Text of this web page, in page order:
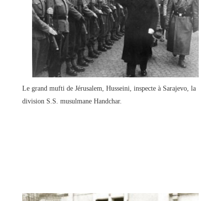
Le grand mufti de Jérusalem, Husseini, inspecte à Sarajevo, la
division S.S. musulmane Handchar.